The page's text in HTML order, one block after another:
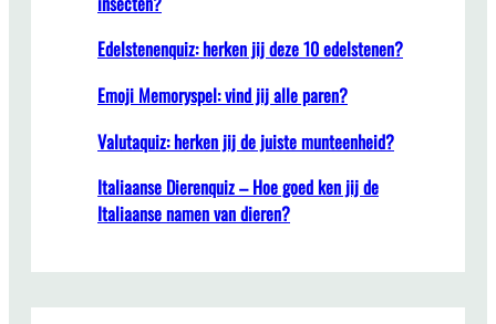
Edelstenenquiz: herken jij deze 10 edelstenen?
Emoji Memoryspel: vind jij alle paren?
Valutaquiz: herken jij de juiste munteenheid?
Italiaanse Dierenquiz – Hoe goed ken jij de
Italiaanse namen van dieren?